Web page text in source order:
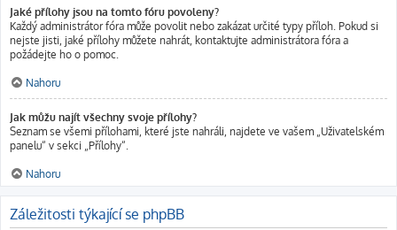
Jaké přílohy jsou na tomto fóru povoleny?
Každý administrátor fóra může povolit nebo zakázat určité typy příloh. Pokud si
nejste jisti, jaké přílohy můžete nahrát, kontaktujte administrátora fóra a
požádejte ho o pomoc.
Nahoru
Jak můžu najít všechny svoje přílohy?
Seznam se všemi přílohami, které jste nahráli, najdete ve vašem „Uživatelském
panelu“ v sekci „Přílohy“.
Nahoru
Záležitosti týkající se phpBB